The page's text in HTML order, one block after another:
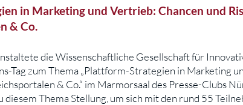
in Marketing und Vertrieb: Chancen und
& Co.
die Wissenschaftliche Gesellschaft für
Tag zum Thema „Plattform-Strategien in Marketing
& Co.“ im Marmorsaal des Presse-Clubs
diesem Thema Stellung, um sich mit den rund 55